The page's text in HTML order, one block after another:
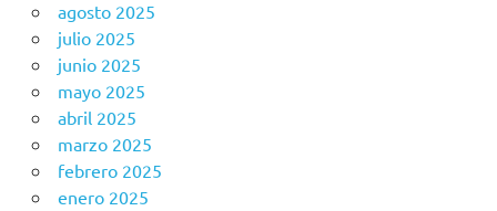
agosto 2025
julio 2025
junio 2025
mayo 2025
abril 2025
marzo 2025
febrero 2025
enero 2025